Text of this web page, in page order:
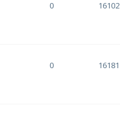
0 16102
0 16181